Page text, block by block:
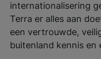
internationalisering
Terra er alles aan
een vertrouwde,
buitenland kennis en